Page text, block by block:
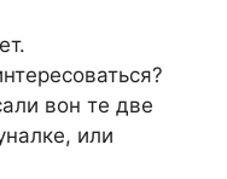
вон те две
или